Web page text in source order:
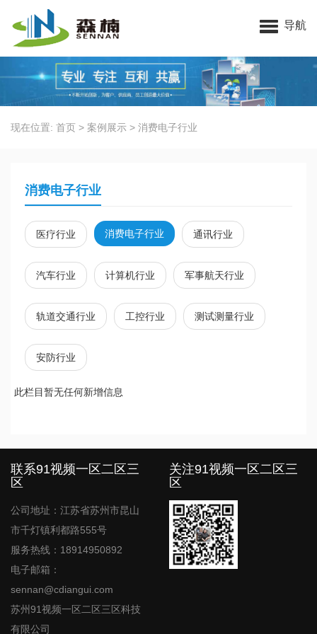
苏州91视频一区二区三区科技有限公司
导航
现在位置: 首页 > 案例展示 > 消费电子行业
消费电子行业
医疗行业 消费电子行业 通讯行业
汽车行业 计算机行业 军事航天行业
轨道交通行业 工控行业 测试测量行业
安防行业
此栏目暂无任何新增信息
导
联系91视频一区二区三
区
公司地址：江苏省苏州市昆山
市千灯镇利都路555号
服务热线：18914950892
电子邮箱：
sennan@cdiangui.com
苏州91视频一区二区三区科技
有限公司
关注91视频一区二区三
区